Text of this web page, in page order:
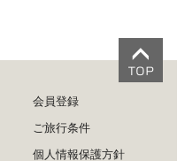
会員登録
ご旅行条件
個人情報保護方針